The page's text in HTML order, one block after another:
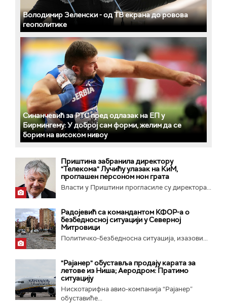
Володимир Зеленски - од ТВ екрана до ровова
геополитике
Синанчевић за РТС пред одлазак на ЕП у
Бирмингему: У доброј сам форми, желим да се
борим на високом нивоу
Приштина забранила директору
"Телекома" Лучићу улазак на КиМ,
проглашен персоном нон грата
Власти у Приштини прогласиле су директора...
Радојевић са командантом КФОР-а о
безбедносној ситуацији у Северној
Митровици
Политичко-безбедносна ситуација, изазови...
"Рајанер" обуставља продају карата за
летове из Ниша; Аеродром: Пратимо
ситуацију
Нискотарифна авио-компанија “Рајанер”
обуставиће...